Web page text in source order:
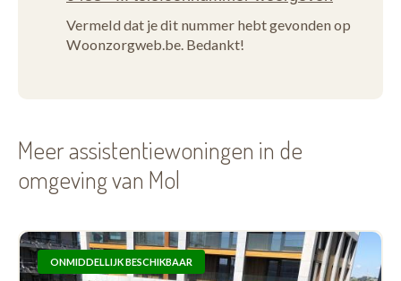
Vermeld dat je dit nummer hebt gevonden op
Woonzorgweb.be. Bedankt!
Meer assistentiewoningen in de
omgeving van Mol
ONMIDDELLIJK BESCHIKBAAR